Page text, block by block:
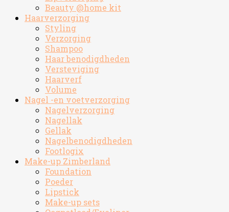
Beauty @home kit
Haarverzorging
Styling
Verzorging
Shampoo
Haar benodigdheden
Versteviging
Haarverf
Volume
Nagel -en voetverzorging
Nagelverzorging
Nagellak
Gellak
Nagelbenodigdheden
Footlogix
Make-up Zimberland
Foundation
Poeder
Lipstick
Make-up sets